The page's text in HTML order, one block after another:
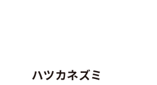
ハツカネズミ